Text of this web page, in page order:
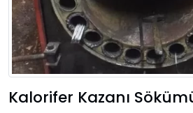
Kalorifer Kazanı